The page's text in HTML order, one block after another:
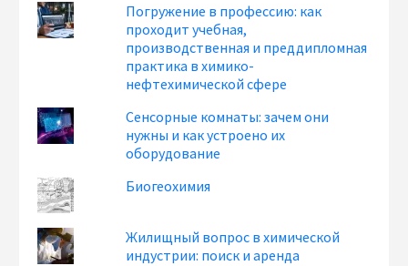
Погружение в профессию: как
проходит учебная,
производственная и преддипломная
практика в химико-
нефтехимической сфере
Сенсорные комнаты: зачем они
нужны и как устроено их
оборудование
Биогеохимия
Жилищный вопрос в химической
индустрии: поиск и аренда